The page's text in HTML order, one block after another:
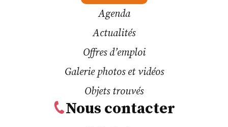
Agenda
Actualités
Offres d’emploi
Galerie photos et vidéos
Objets trouvés
Nous contacter